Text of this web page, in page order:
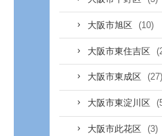
大阪市旭区 (10)
大阪市東住吉区
大阪市東成区 (27)
大阪市東淀川区
大阪市此花区 (3)